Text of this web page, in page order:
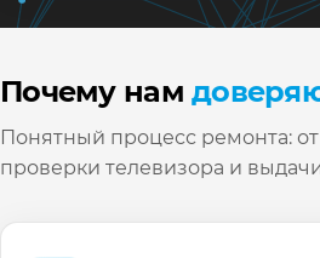
Почему нам
Понятный процесс ремонта:
проверки телевизора и